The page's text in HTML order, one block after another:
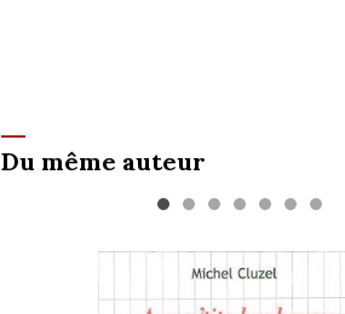
Du même auteur